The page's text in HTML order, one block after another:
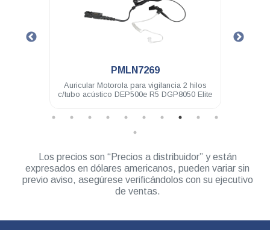
PMLN7269
Auricular Motorola para vigilancia 2 hilos
c/tubo acústico DEP500e R5 DGP8050 Elite
Los precios son “Precios a distribuidor” y están
expresados en dólares americanos, pueden variar sin
previo aviso, asegúrese verificándolos con su ejecutivo
de ventas.